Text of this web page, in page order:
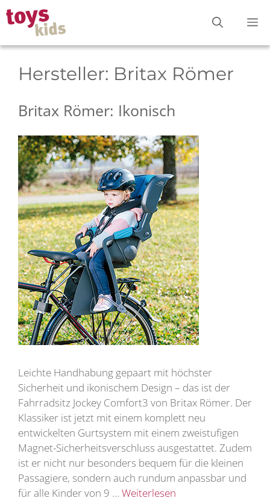
Zum
Inhalt
springen
Hersteller: Britax Römer
Britax Römer: Ikonisch
Leichte Handhabung gepaart mit höchster
Sicherheit und ikonischem Design – das ist der
Fahrradsitz Jockey Comfort3 von Britax Römer. Der
Klassiker ist jetzt mit einem komplett neu
entwickelten Gurtsystem mit einem zweistufigen
Magnet-Sicherheitsverschluss ausgestattet. Zudem
ist er nicht nur besonders bequem für die kleinen
Passagiere, sondern auch rundum anpassbar und
für alle Kinder von 9 … Weiterlesen